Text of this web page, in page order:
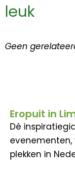
leuk
Geen
Eropuit in
Dé
evenementen,
plekken in